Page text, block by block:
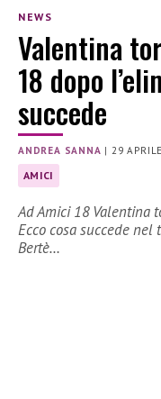
NEWS
Valentina
18 dopo
succede
ANDREA SANNA |29
AMICI
Ad Amici 18 Valentina
Ecco cosa succede
Bertè…